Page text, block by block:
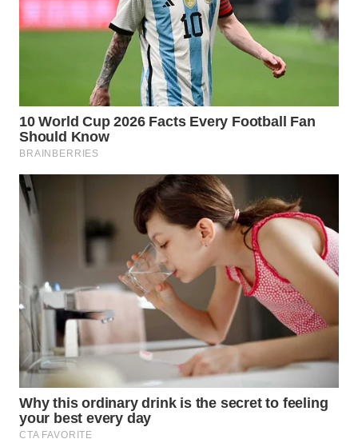
Wahana
NEWS
WAHANA
WAHANA
WAHANA
INFRASTRUKTUR
WAHANA
KONSUMEN
WAHANA
LISTRIK